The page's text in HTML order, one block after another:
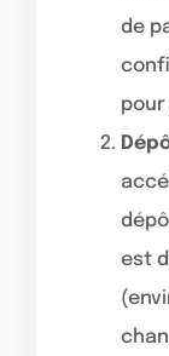
de
est